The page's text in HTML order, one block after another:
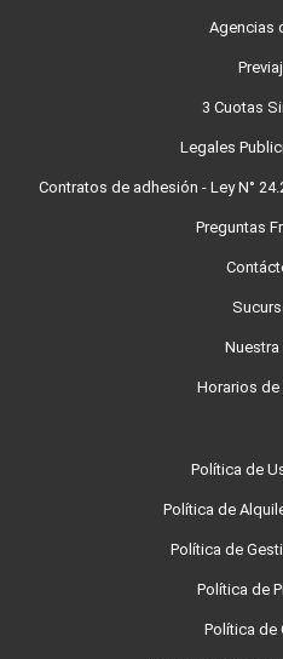
Agencias
3 Cuotas
Legales
Contratos de adhesión - Ley N°
Preguntas
Nuestra
Horarios de
Política de
Política de
Política de
Política de
Política de